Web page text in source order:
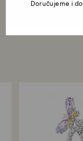
Doručujeme i